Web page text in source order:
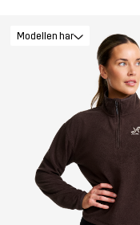
Modellen har